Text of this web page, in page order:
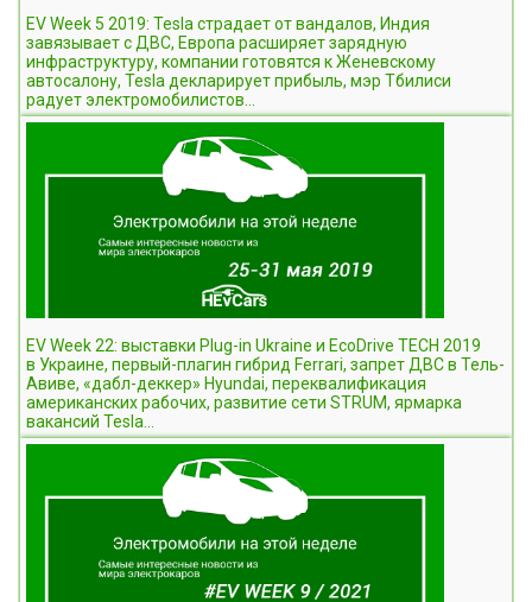
EV Week 5 2019: Tesla страдает от вандалов, Индия
завязывает с ДВС, Европа расширяет зарядную
инфраструктуру, компании готовятся к Женевскому
автосалону, Tesla декларирует прибыль, мэр Тбилиси
радует электромобилистов...
EV Week 22: выставки Plug-in Ukraine и EcoDrive TECH 2019
в Украине, первый-плагин гибрид Ferrari, запрет ДВС в Тель-
Авиве, «дабл-деккер» Hyundai, переквалификация
американских рабочих, развитие сети STRUM, ярмарка
вакансий Tesla...